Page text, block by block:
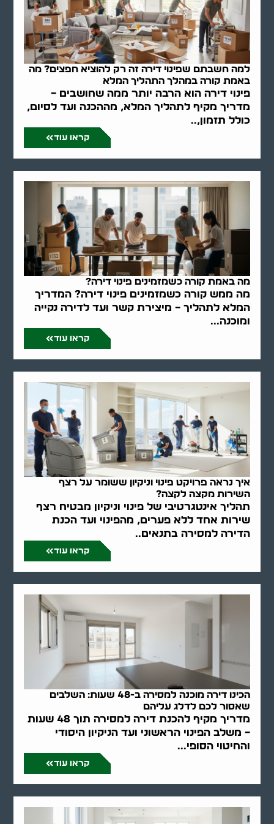
למה חשבתם שפינוי דירה זה רק להוציא חפצים? מה
באמת קורה במהלך התהליך המלא
פינוי דירה הוא הרבה יותר ממה שחושבים –
מדריך מקיף לתהליך המלא, מההכנה ועד לסיום,
כולל תזמון,..
קראו עוד
מה באמת קורה כשמזמינים פינוי דירה?
מה ממש קורה כשמזמינים פינוי דירה? המדריך
המלא לתהליך – מיצירת קשר ועד לדירה נקייה
ומוכנה...
קראו עוד
איך נראה פרויקט פינוי וניקיון ששומר על רצף
השירות מקצה לקצה?
תהליך אינטגרטיבי של פינוי וניקיון מבטיח רצף
שירות אחד ללא פערים, מהפינוי ועד הכנת
הדירה למסירה בתנאים..
קראו עוד
הכינו דירה מוכנה למסירה ב-48 שעות: השלבים
שאסור לכם לדלג עליהם
מדריך מקיף להכנת דירה למסירה תוך 48 שעות
– משלב הפינוי הראשוני ועד הניקיון היסודי
והחיטוי הסופי...
קראו עוד